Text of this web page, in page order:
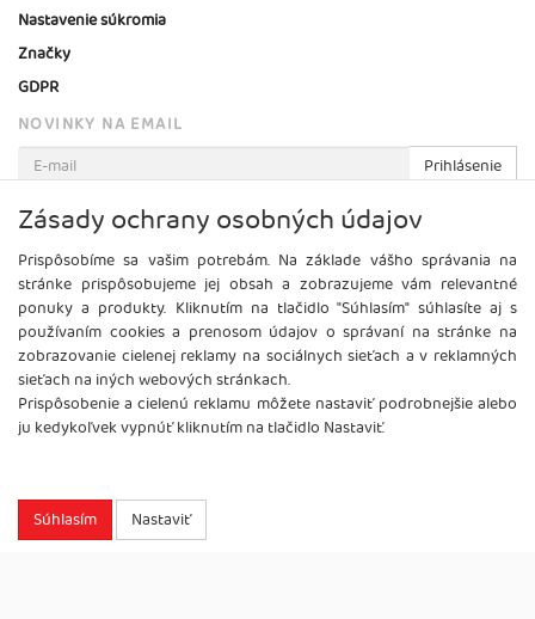
Nastavenie súkromia
Značky
GDPR
NOVINKY NA EMAIL
Prihlásenie
Viac informácií o tejto službe
Copyright2026 ©Brel, s.r.o.
Zásady ochrany osobných údajov
Prispôsobíme sa vašim potrebám. Na základe vášho správania na
stránke prispôsobujeme jej obsah a zobrazujeme vám relevantné
ponuky a produkty. Kliknutím na tlačidlo "Súhlasím" súhlasíte aj s
používaním cookies a prenosom údajov o správaní na stránke na
zobrazovanie cielenej reklamy na sociálnych sieťach a v reklamných
sieťach na iných webových stránkach.
Prispôsobenie a cielenú reklamu môžete nastaviť podrobnejšie alebo
ju kedykoľvek vypnúť kliknutím na tlačidlo Nastaviť.
Súhlasím Nastaviť